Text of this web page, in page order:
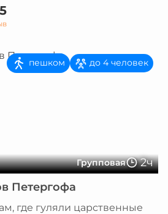
5
Групповая 2ч
пешком до 4 человек
Петергофа
где гуляли царственные